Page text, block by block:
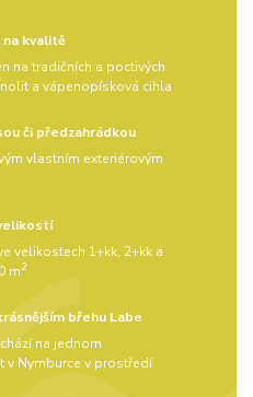
na kvalitě
na tradičních a poctivých
a vápenopísková cihla
či předzahrádkou
vlastním exteriérovým
velikostech 1+kk, 2+kk a
m2
břehu Labe
na jednom
v Nymburce v prostředí